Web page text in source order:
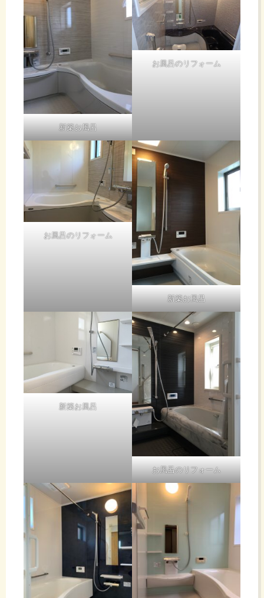
新築お風呂
お風呂のリフォーム
お風呂のリフォーム
新築お風呂
新築お風呂
お風呂のリフォーム